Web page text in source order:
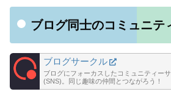
ブログ同士のコミュニテ
ブログサークル
ブログにフォーカスしたコミュニティー
(SNS)。同じ趣味の仲間とつながろう！